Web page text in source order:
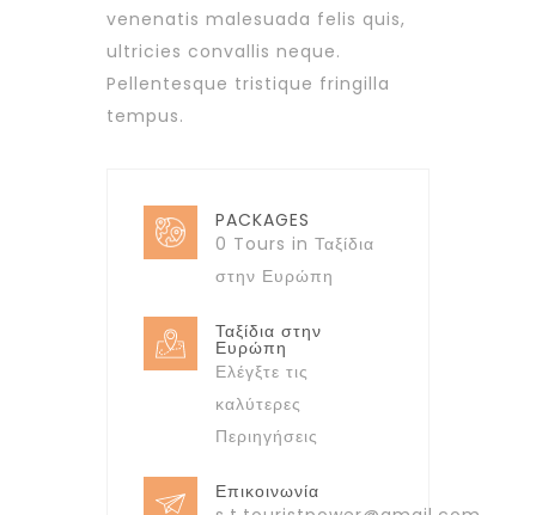
venenatis malesuada felis quis,
ultricies convallis neque.
Pellentesque tristique fringilla
tempus.
PACKAGES
0 Tours in Ταξίδια
στην Ευρώπη
Ταξίδια στην
Ευρώπη
Ελέγξτε τις
καλύτερες
Περιηγήσεις
Επικοινωνία